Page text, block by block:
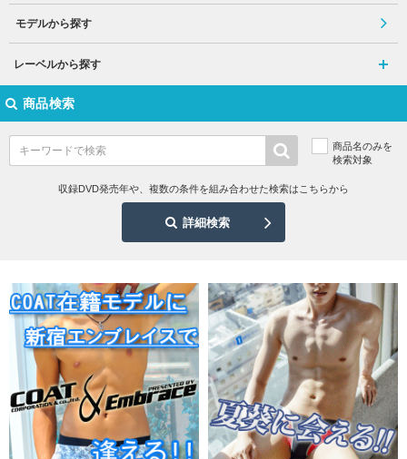
モデルから探す
レーベルから探す
商品検索
商品名のみを
検索対象
収録DVD発売年や、複数の条件を組み合わせた検索はこちらから
詳細検索